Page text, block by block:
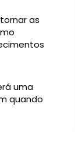
as
uma
quando